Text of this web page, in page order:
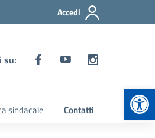
Accedi
su:
sindacale Contatti